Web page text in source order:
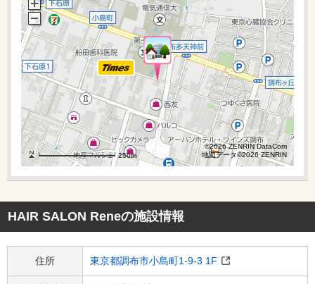
250m
©2026 ZENRIN DataCom
地図データ©2026 ZENRIN
250m
©2026 ZENRIN DataCom
地図データ©2026 ZENRIN
HAIR SALON Reneの施設情報
住所 東京都調布市小島町1-9-3 1F